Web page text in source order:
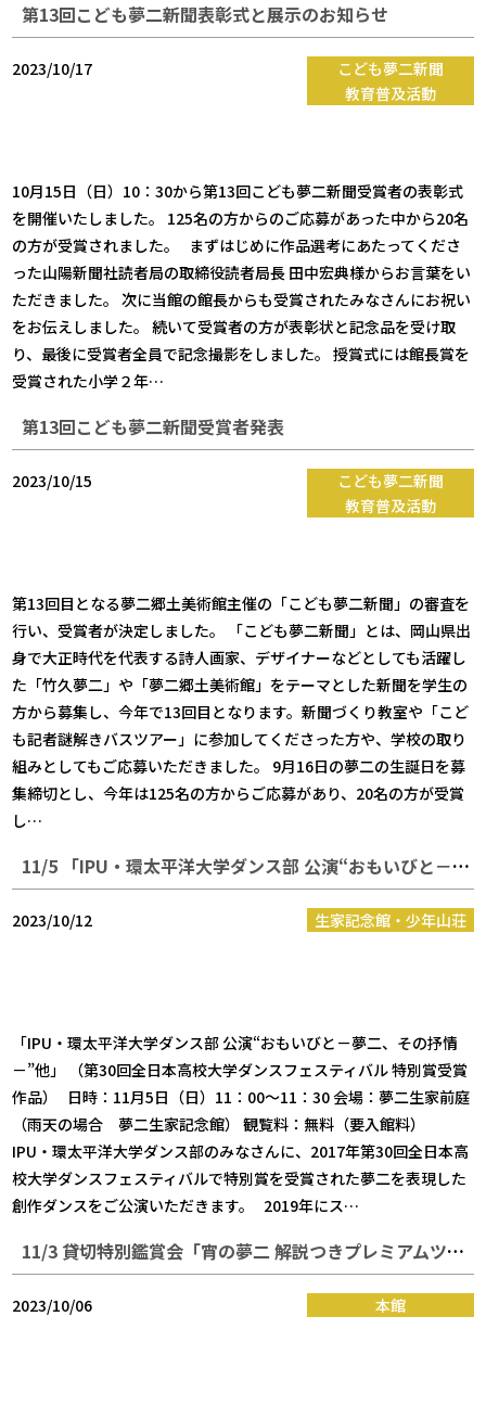
第13回こども夢二新聞表彰式と展示のお知らせ
2023/10/17
こども夢二新聞
教育普及活動
10月15日（日）10：30から第13回こども夢二新聞受賞者の表彰式
を開催いたしました。 125名の方からのご応募があった中から20名
の方が受賞されました。 まずはじめに作品選考にあたってくださ
った山陽新聞社読者局の取締役読者局長 田中宏典様からお言葉をい
ただきました。 次に当館の館長からも受賞されたみなさんにお祝い
をお伝えしました。 続いて受賞者の方が表彰状と記念品を受け取
り、最後に受賞者全員で記念撮影をしました。 授賞式には館長賞を
受賞された小学２年…
第13回こども夢二新聞受賞者発表
2023/10/15
こども夢二新聞
教育普及活動
第13回目となる夢二郷土美術館主催の「こども夢二新聞」の審査を
行い、受賞者が決定しました。 「こども夢二新聞」とは、岡山県出
身で大正時代を代表する詩人画家、デザイナーなどとしても活躍し
た「竹久夢二」や「夢二郷土美術館」をテーマとした新聞を学生の
方から募集し、今年で13回目となります。新聞づくり教室や「こど
も記者謎解きバスツアー」に参加してくださった方や、学校の取り
組みとしてもご応募いただきました。 9月16日の夢二の生誕日を募
集締切とし、今年は125名の方からご応募があり、20名の方が受賞
し…
11/5 「IPU・環太平洋大学ダンス部 公演“おもいびと－夢二、その抒情－”他」
2023/10/12 生家記念館・少年山荘
「IPU・環太平洋大学ダンス部 公演“おもいびと－夢二、その抒情
－”他」 （第30回全日本高校大学ダンスフェスティバル 特別賞受賞
作品） 日時：11月5日（日）11：00～11：30 会場：夢二生家前庭
（雨天の場合 夢二生家記念館） 観覧料：無料（要入館料）
IPU・環太平洋大学ダンス部のみなさんに、2017年第30回全日本高
校大学ダンスフェスティバルで特別賞を受賞された夢二を表現した
創作ダンスをご公演いただきます。 2019年にス…
11/3 貸切特別鑑賞会「宵の夢二 解説つきプレミアムツアー」
2023/10/06 本館